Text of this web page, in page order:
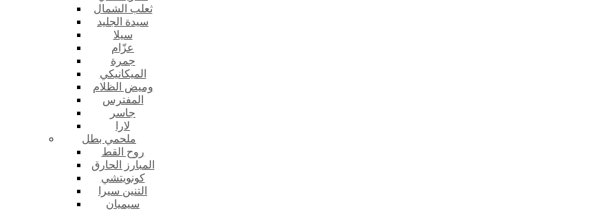
ثعلب الشمال
سيدة الجليد
سيلا
عزّام
جمرة
الميكانيكي
وميض الظلام
المفترس
جاسر
لارا
ملحمي بطل
روح القط
المبارز الحارق
كونويتشي
التنين سيرا
سيميان